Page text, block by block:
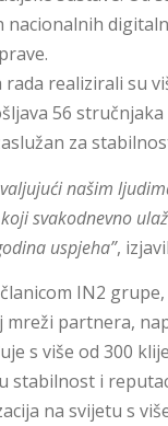
realizirali su
56
za
našim
svakodnevno
uspjeha”,
članicom IN2
partnera,
s više od 300
i
na svijetu s